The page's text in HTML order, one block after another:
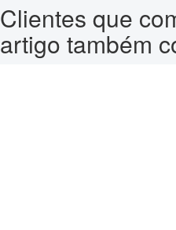
Clientes que
artigo também